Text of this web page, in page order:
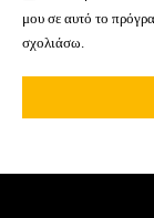
μου σε αυτό το
σχολιάσω.